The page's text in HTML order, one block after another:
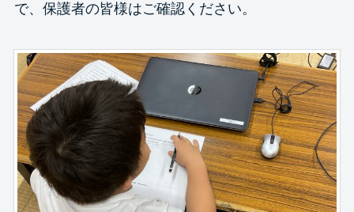
で、保護者の皆様はご確認ください。